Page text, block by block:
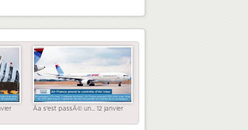
Ãa s'est passÃ© un... 12 janvier